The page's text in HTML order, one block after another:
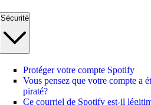
Sécurité
Protéger votre compte Spotify
Vous pensez que votre compte a
piraté?
Ce courriel de Spotify est-il